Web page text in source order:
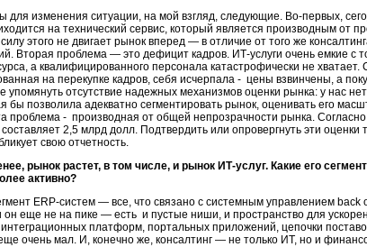
для изменения ситуации, на мой взгляд, следующие. Во-первых,
на технический сервис, который является производным от
этого не двигает рынок вперед — в отличие от того же
Вторая проблема — это дефицит кадров. ИТ-услуги очень емкие с
а квалифицированного персонала катастрофически не хватает.
на перекупке кадров, себя исчерпала - цены взвинчены, а
упомянуть отсутствие надежных механизмов оценки рынка: у нас
бы позволила адекватно сегментировать рынок, оценивать его
проблема - производная от общей непрозрачности рынка.
2,5 млрд долл. Подтвердить или опровергнуть эти оценки
свою отчетность.
рынок растет, в том числе, и рынок ИТ-услуг. Какие его
активно?
ERP-систем — все, что связано с системным управлением back
еще не на пике — есть и пустые ниши, и пространство для
платформ, портальных приложений, цепочки
очень мал. И, конечно же, консалтинг — не только ИТ, но и